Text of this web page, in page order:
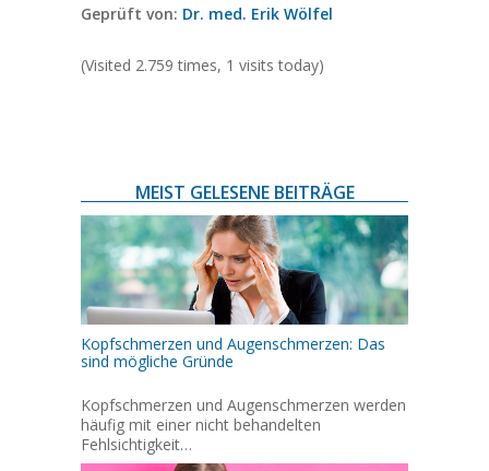
Geprüft von: Dr. med. Erik Wölfel
(Visited 2.759 times, 1 visits today)
MEIST GELESENE BEITRÄGE
Kopfschmerzen und Augenschmerzen: Das
sind mögliche Gründe
Kopfschmerzen und Augenschmerzen werden
häufig mit einer nicht behandelten
Fehlsichtigkeit…